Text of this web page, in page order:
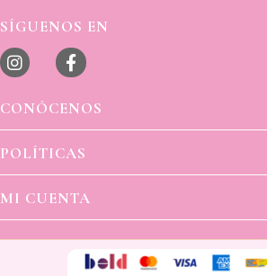
SÍGUENOS EN
CONÓCENOS
POLÍTICAS
MI CUENTA